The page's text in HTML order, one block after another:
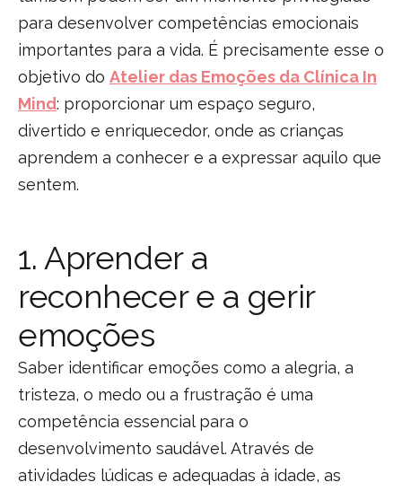
para desenvolver competências emocionais
importantes para a vida. É precisamente esse o
objetivo do Atelier das Emoções da Clínica In
Mind: proporcionar um espaço seguro,
divertido e enriquecedor, onde as crianças
aprendem a conhecer e a expressar aquilo que
sentem.
1. Aprender a
reconhecer e a gerir
emoções
Saber identificar emoções como a alegria, a
tristeza, o medo ou a frustração é uma
competência essencial para o
desenvolvimento saudável. Através de
atividades lúdicas e adequadas à idade, as